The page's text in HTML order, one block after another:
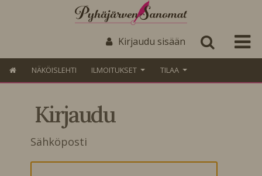
Kirjaudu sisään
NÄKÖISLEHTI ILMOITUKSET TILAA
Kirjaudu
Sähköposti